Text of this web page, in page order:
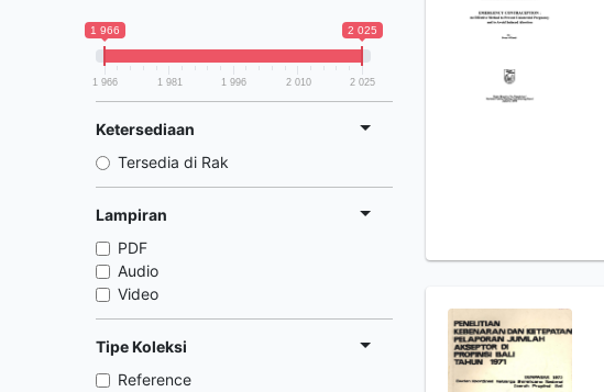
1 966 2 025
1 966 1 981 1 996 2 010 2 025
Ketersediaan
Tersedia di Rak
Lampiran
PDF
Audio
Video
Tipe Koleksi
Reference